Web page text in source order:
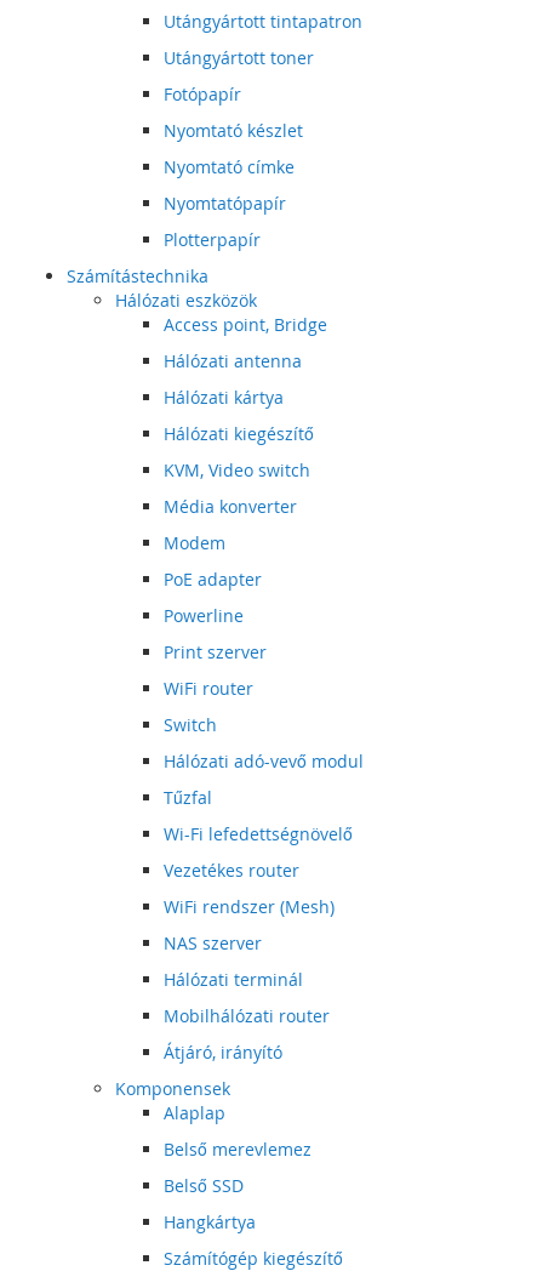
Utángyártott tintapatron
Utángyártott toner
Fotópapír
Nyomtató készlet
Nyomtató címke
Nyomtatópapír
Plotterpapír
Számítástechnika
Hálózati eszközök
Access point, Bridge
Hálózati antenna
Hálózati kártya
Hálózati kiegészítő
KVM, Video switch
Média konverter
Modem
PoE adapter
Powerline
Print szerver
WiFi router
Switch
Hálózati adó-vevő modul
Tűzfal
Wi-Fi lefedettségnövelő
Vezetékes router
WiFi rendszer (Mesh)
NAS szerver
Hálózati terminál
Mobilhálózati router
Átjáró, irányító
Komponensek
Alaplap
Belső merevlemez
Belső SSD
Hangkártya
Számítógép kiegészítő